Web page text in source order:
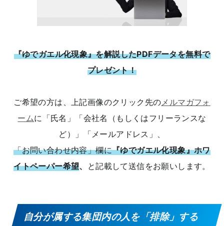
『ゆでガエル化現象』を解説したPDFデータを無料で
プレゼント！
ご希望の方は、上記画像のクリック先の メルマガフォ
ームに「氏名」「会社名（もしくはフリーランスな
ど）」「メールアドレス」、
「お問い合わせ内容」欄に『ゆでガエル化現象』ホワ
イトペーパー希望、 と記載して送信をお願いします。
自分が属する集団内の人を「排除」する